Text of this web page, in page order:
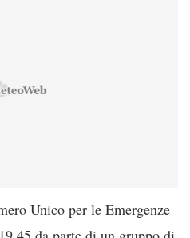
Unico per le Emergenze